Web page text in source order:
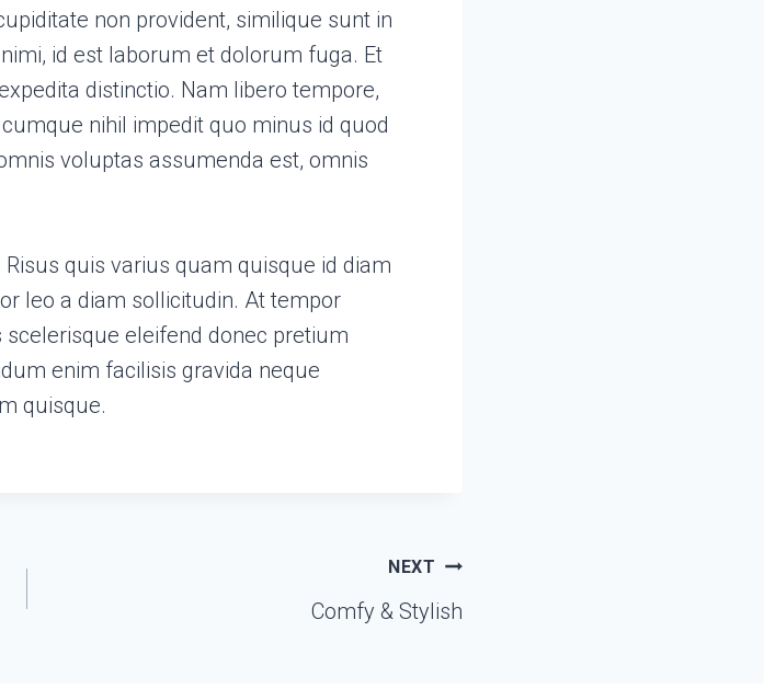
non provident, similique sunt in
id est laborum et dolorum fuga. Et
distinctio. Nam libero tempore,
nihil impedit quo minus id quod
voluptas assumenda est, omnis
quis varius quam quisque id diam
leo a diam sollicitudin. At tempor
eleifend donec pretium
enim facilisis gravida neque
quisque.
NEXT
Comfy & Stylish